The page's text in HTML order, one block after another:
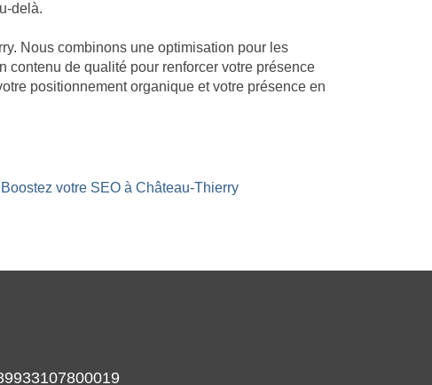
delà.
Nous combinons une optimisation pour les
contenu de qualité pour renforcer votre présence
positionnement organique et votre présence en
votre SEO à Château-Thierry